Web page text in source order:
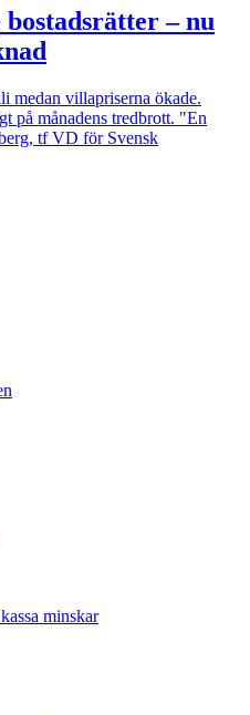
– nu
medan villapriserna ökade.
på månadens tredbrott. "En
tf VD för Svensk
minskar